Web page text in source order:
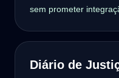
sem prometer
Diário de